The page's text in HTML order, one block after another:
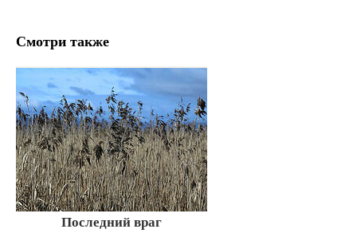
Смотри также
Последний враг